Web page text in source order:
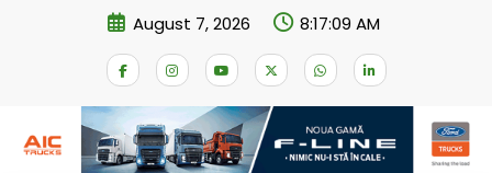
August 7, 2026 8:17:09 AM